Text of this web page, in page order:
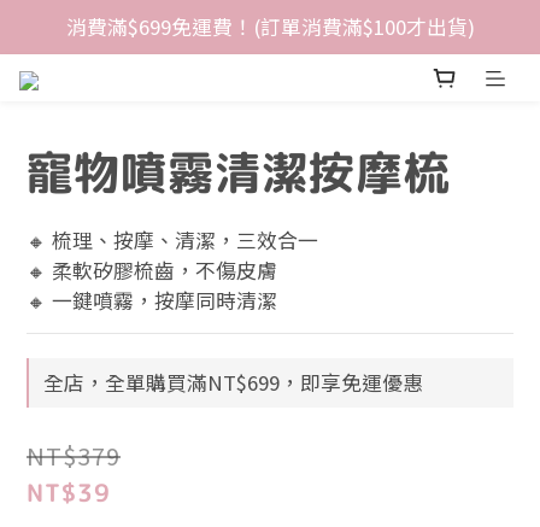
消費滿$699免運費！(訂單消費滿$100才出貨)
寵物噴霧清潔按摩梳
🔸 梳理、按摩、清潔，三效合一
🔸 柔軟矽膠梳齒，不傷皮膚
🔸 一鍵噴霧，按摩同時清潔
全店，全單購買滿NT$699，即享免運優惠
NT$379
NT$39